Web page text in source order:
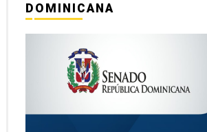
DOMINICANA